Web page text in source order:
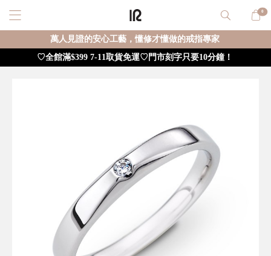
0
萬人見證的安心工藝，懂修才懂做的戒指專家
♡全館滿$399 7-11取貨免運♡門市刻字只要10分鐘！